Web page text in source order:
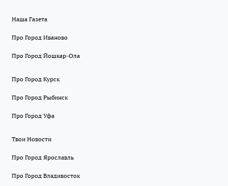
Наша Газета
Про Город Иваново
Про Город Йошкар-Ола
Про Город Курск
Про Город Рыбинск
Про Город Уфа
Твои Новости
Про Город Ярославль
Про Город Владивосток